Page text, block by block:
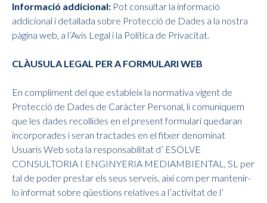
Informació addicional: Pot consultar la informació
addicional i detallada sobre Protecció de Dades a la nostra
pàgina web, a l’Avís Legal i la Política de Privacitat.
CLÀUSULA LEGAL PER A FORMULARI WEB
En compliment del que estableix la normativa vigent de
Protecció de Dades de Caràcter Personal, li comuniquem
que les dades recollides en el present formulari quedaran
incorporades i seran tractades en el fitxer denominat
Usuaris Web sota la responsabilitat d’ ESOLVE
CONSULTORIA I ENGINYERIA MEDIAMBIENTAL, SL per
tal de poder prestar els seus serveis, així com per mantenir-
lo informat sobre qüestions relatives a l’activitat de l’